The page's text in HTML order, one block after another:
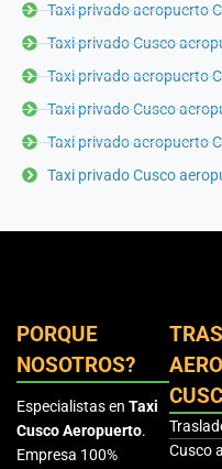
Taxi privado aeropuerto
Taxi privado Cusco
Taxi privado aeropuerto
Taxi privado Cusco
Taxi privado aeropuerto
Taxi privado Cusco
PORQUE
NOSOTROS?
Especialistas en Taxi
Cusco Aeropuerto.
Empresa 100%
Cusco